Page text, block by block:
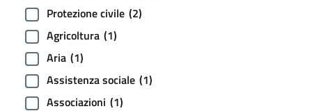
Protezione civile (2)
Agricoltura (1)
Aria (1)
Assistenza sociale (1)
Associazioni (1)